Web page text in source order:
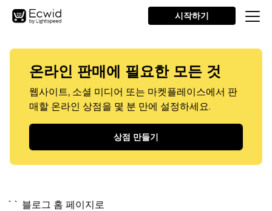
시작하기
온라인 판매에 필요한 모든 것
웹사이트, 소셜 미디어 또는 마켓플레이스에서 판
매할 온라인 상점을 몇 분 만에 설정하세요.
상점 만들기
`` 블로그 홈 페이지로